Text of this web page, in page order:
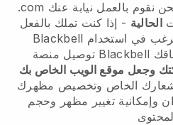
الحالية - إذا كنت تملك بالفعل
Blackbell
توصيل منصة Blackbell
وجعل موقع الويب الخاص بك
الخاص وتخصيص مظهرك
وإمكانية تغيير مظهر وحجم